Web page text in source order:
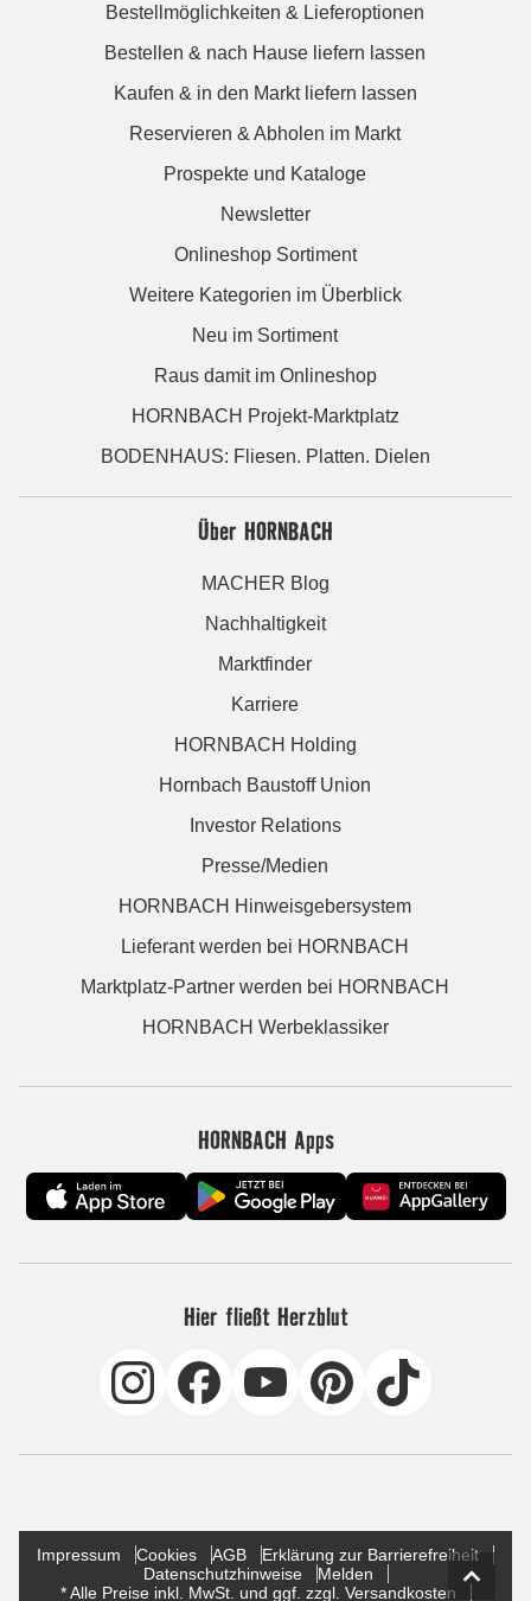
Bestellmöglichkeiten & Lieferoptionen
Bestellen & nach Hause liefern lassen
Kaufen & in den Markt liefern lassen
Reservieren & Abholen im Markt
Prospekte und Kataloge
Newsletter
Onlineshop Sortiment
Weitere Kategorien im Überblick
Neu im Sortiment
Raus damit im Onlineshop
HORNBACH Projekt-Marktplatz
BODENHAUS: Fliesen. Platten. Dielen
Über HORNBACH
MACHER Blog
Nachhaltigkeit
Marktfinder
Karriere
HORNBACH Holding
Hornbach Baustoff Union
Investor Relations
Presse/Medien
HORNBACH Hinweisgebersystem
Lieferant werden bei HORNBACH
Marktplatz-Partner werden bei HORNBACH
HORNBACH Werbeklassiker
HORNBACH Apps
Hier fließt Herzblut
Impressum Cookies AGB
Erklärung zur Barrierefreiheit
Datenschutzhinweise
Melden
* Alle Preise inkl. MwSt. und ggf. zzgl. Versandkosten